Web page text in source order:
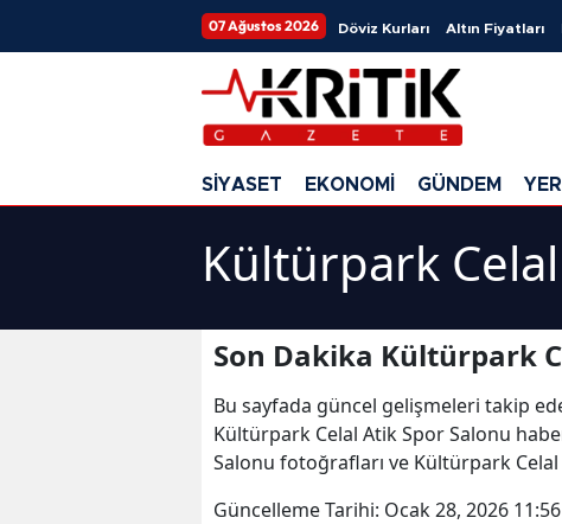
07 Ağustos 2026 Döviz Kurları Altın Fiyatları
SİYASET EKONOMİ GÜNDEM
Kültürpark
Son Dakika Kültürpark
Bu sayfada güncel gelişmeleri takip
Kültürpark Celal Atik Spor Salonu
Salonu fotoğrafları ve Kültürpark
Güncelleme Tarihi: Ocak 28, 2026 11:56